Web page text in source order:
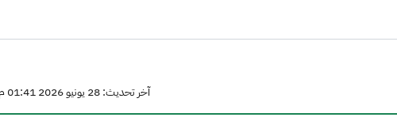
آخر تحديث: 28 يونيو 2026 01:41 م المملكة العربية السعودية